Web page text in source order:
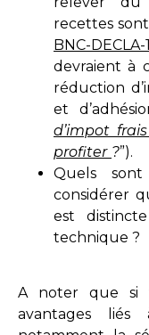
recettes
BNC-DECLA-
devraient à
réduction
et
d’impot
profiter ?”).
Quels
considérer
est
technique ?
A noter que si
avantages